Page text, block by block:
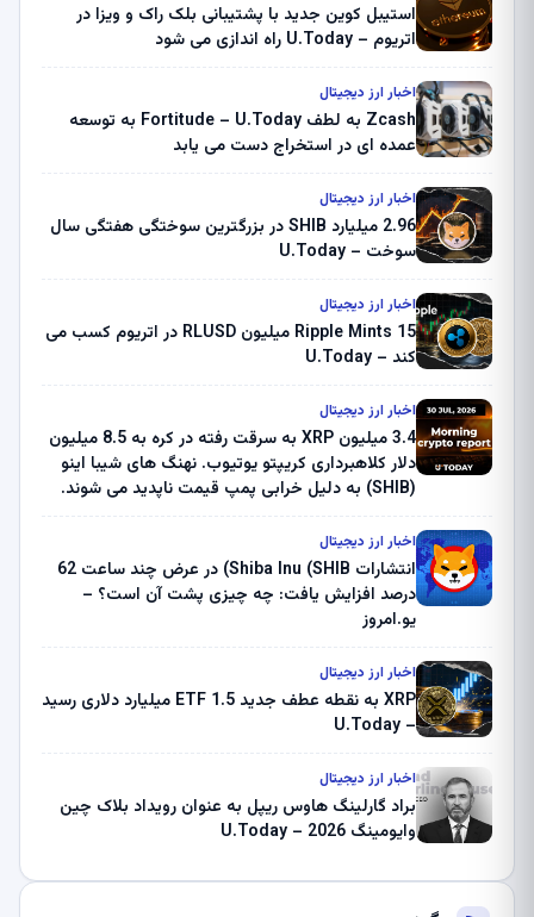
استیبل کوین جدید با پشتیبانی بلک راک و ویزا در
اتریوم – U.Today راه اندازی می شود
اخبار ارز دیجیتال
Zcash به لطف Fortitude – U.Today به توسعه
عمده ای در استخراج دست می یابد
اخبار ارز دیجیتال
2.96 میلیارد SHIB در بزرگترین سوختگی هفتگی سال
سوخت – U.Today
اخبار ارز دیجیتال
Ripple Mints 15 میلیون RLUSD در اتریوم کسب می
کند – U.Today
اخبار ارز دیجیتال
3.4 میلیون XRP به سرقت رفته در کره به 8.5 میلیون
دلار کلاهبرداری کریپتو یوتیوب. نهنگ های شیبا اینو
(SHIB) به دلیل خرابی پمپ قیمت ناپدید می شوند.
ثبت کرد – گزارش کریپتو صبح – U.Today
اخبار ارز دیجیتال
انتشارات Shiba Inu (SHIB) در عرض چند ساعت 62
درصد افزایش یافت: چه چیزی پشت آن است؟ –
یو.امروز
اخبار ارز دیجیتال
XRP به نقطه عطف جدید ETF 1.5 میلیارد دلاری رسید
– U.Today
اخبار ارز دیجیتال
براد گارلینگ هاوس ریپل به عنوان رویداد بلاک چین
وایومینگ 2026 – U.Today